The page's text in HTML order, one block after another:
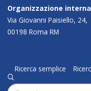
Organizzazione
Via Giovanni Paisiello, 24,
00198 Roma RM
Ricerca semplice
q